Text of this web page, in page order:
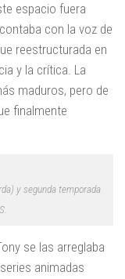
espacio fuera
contaba con la voz de
reestructurada en
y la crítica. La
maduros, pero de
finalmente
y segunda temporada
se las arreglaba
animadas